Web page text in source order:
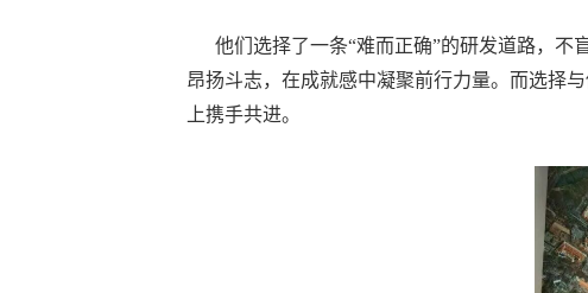
他们选择了一条“难而正确”的研发道路，不
昂扬斗志，在成就感中凝聚前行力量。而选择
上携手共进。